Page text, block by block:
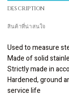
DESCRIPTION
สินค้าที่น่าสนใจ
Used to measure
Made of solid
Strictly made in
Hardened, ground
service life